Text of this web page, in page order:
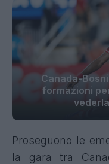
Canada-
formazioni
Proseguono le
la gara tra